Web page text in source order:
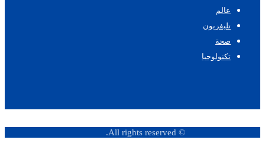
عالم
تليفزيون
صحة
تكنولوجيا
© All rights reserved.